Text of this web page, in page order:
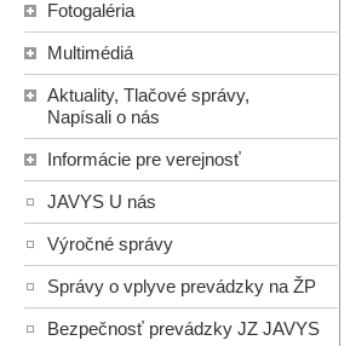
Fotogaléria
Multimédiá
Aktuality, Tlačové správy,
Napísali o nás
Informácie pre verejnosť
JAVYS U nás
Výročné správy
Správy o vplyve prevádzky na ŽP
Bezpečnosť prevádzky JZ JAVYS